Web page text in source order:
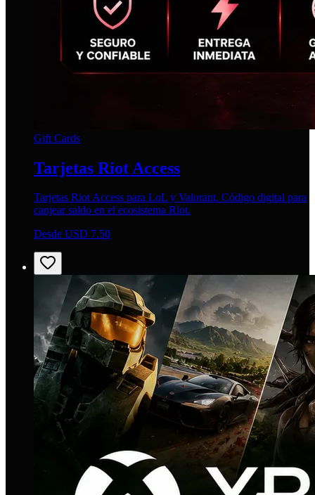
Gift Cards
Tarjetas Riot Access
Tarjetas Riot Access para LoL y Valorant. Código digital para
canjear saldo en el ecosistema Riot.
Desde USD 7.50